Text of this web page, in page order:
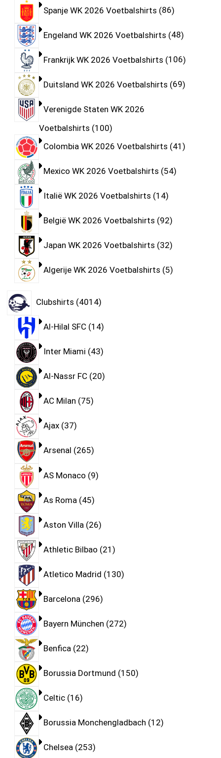
Spanje WK 2026 Voetbalshirts 86
Engeland WK 2026 Voetbalshirts 48
Frankrijk WK 2026 Voetbalshirts 106
Duitsland WK 2026 Voetbalshirts 69
Verenigde Staten WK 2026
Voetbalshirts 100
Colombia WK 2026 Voetbalshirts 41
Mexico WK 2026 Voetbalshirts 54
Italië WK 2026 Voetbalshirts 14
België WK 2026 Voetbalshirts 92
Japan WK 2026 Voetbalshirts 32
Algerije WK 2026 Voetbalshirts 5
Clubshirts 4014
Al-Hilal SFC 14
Inter Miami 43
Al-Nassr FC 20
AC Milan 75
Ajax 37
Arsenal 265
AS Monaco 9
As Roma 45
Aston Villa 26
Athletic Bilbao 21
Atletico Madrid 130
Barcelona 296
Bayern München 272
Benfica 22
Borussia Dortmund 150
Celtic 16
Borussia Monchengladbach 12
Chelsea 253